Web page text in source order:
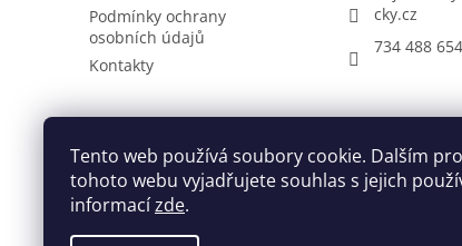
Tento web používá soubory cookie. Dalším
tohoto webu vyjadřujete souhlas s jejich
informacízde.
Podmínky ochrany
osobních údajů
Kontakty
cky.cz
734 488 654